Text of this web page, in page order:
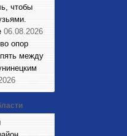
чтобы
06.08.2026
опор
между